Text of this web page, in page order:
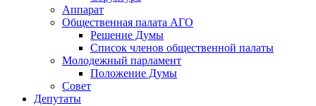
Аппарат
Общественная палата АГО
Решение Думы
Список членов общественной палаты
Молодежный парламент
Положение Думы
Совет
Депутаты